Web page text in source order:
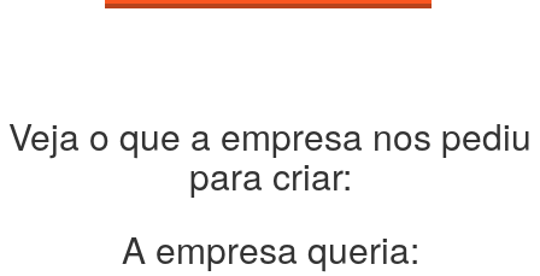
Veja o que a empresa nos pediu
para criar:
A empresa queria: